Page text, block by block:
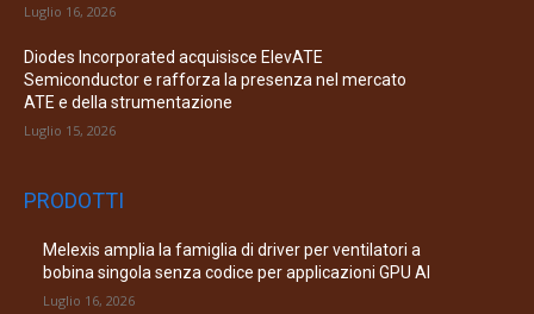
Luglio 16, 2026
Diodes Incorporated acquisisce ElevATE
Semiconductor e rafforza la presenza nel mercato
ATE e della strumentazione
Luglio 15, 2026
PRODOTTI
Melexis amplia la famiglia di driver per ventilatori a
bobina singola senza codice per applicazioni GPU AI
Luglio 16, 2026